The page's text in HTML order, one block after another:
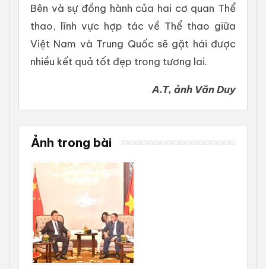
Bên và sự đồng hành của hai cơ quan Thể
thao, lĩnh vực hợp tác về Thể thao giữa
Việt Nam và Trung Quốc sẽ gặt hái được
nhiều kết quả tốt đẹp trong tương lai.
A.T, ảnh Văn Duy
Ảnh trong bài